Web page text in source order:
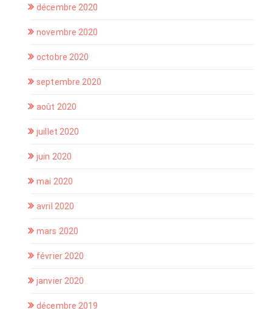
décembre 2020
novembre 2020
octobre 2020
septembre 2020
août 2020
juillet 2020
juin 2020
mai 2020
avril 2020
mars 2020
février 2020
janvier 2020
décembre 2019